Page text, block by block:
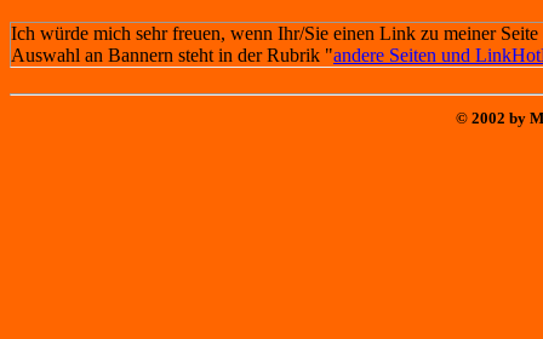
Ich würde mich sehr freuen, wenn Ihr/Sie einen Link zu meiner
Auswahl an Bannern steht in der Rubrik "andere Seiten und
© 2002 by